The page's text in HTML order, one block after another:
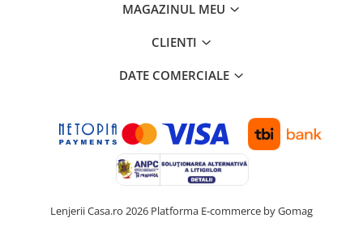
MAGAZINUL MEU
CLIENTI
DATE COMERCIALE
Lenjerii Casa.ro 2026 Platforma E-commerce by Gomag